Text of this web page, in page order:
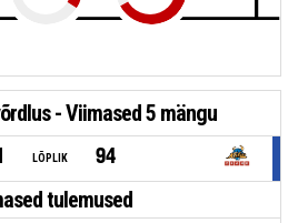
- Viimased 5 mängu
LÕPLIK 94
tulemused